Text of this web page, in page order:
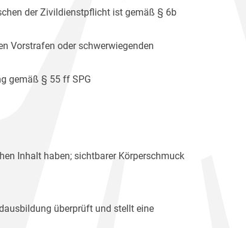
der Zivildienstpflicht ist gemäß § 6b
Vorstrafen oder schwerwiegenden
gemäß § 55 ff SPG
Inhalt haben; sichtbarer Körperschmuck
überprüft und stellt eine